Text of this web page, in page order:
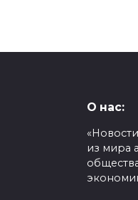
О нас:
из мира